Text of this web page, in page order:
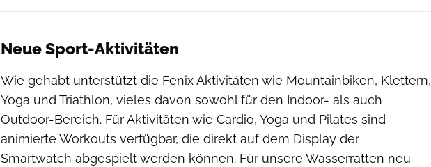
Neue Sport-Aktivitäten
Wie gehabt unterstützt die Fenix Aktivitäten wie Mountainbiken, Klettern,
Yoga und Triathlon, vieles davon sowohl für den Indoor- als auch
Outdoor-Bereich. Für Aktivitäten wie Cardio, Yoga und Pilates sind
animierte Workouts verfügbar, die direkt auf dem Display der
Smartwatch abgespielt werden können. Für unsere Wasserratten neu